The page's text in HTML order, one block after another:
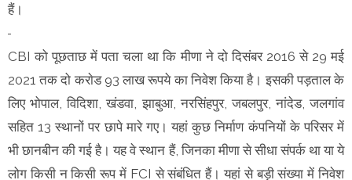
हैं।
CBI को पूछताछ में पता चला था कि मीणा ने दो दिसंबर 2016 से 29 मई
2021 तक दो कराेड 93 लाख रूपये का निवेश किया है। इसकी पड़ताल के
लिए भोपाल, विदिशा, खंडवा, झाबुआ, नरसिंहपुर, जबलपुर, नांदेड, जलगांव
सहित 13 स्थानों पर छापे मारे गए। यहां कुछ निर्माण कंपनियों के परिसर में
भी छानबीन की गई है। यह वे स्थान हैं, जिनका मीणा से सीधा संपर्क था या ये
लोग किसी न किसी रूप में FCI से संबंधित हैं। यहां से बड़ी संख्या में निवेश